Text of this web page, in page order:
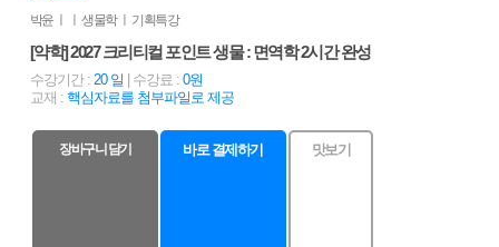
박윤 ㅣ ㅣ 생물학 ㅣ 기획특강
[약학] 2027 크리티컬 포인트 생물 : 면역학 2시간 완성
수강기간 : 20 일 | 수강료 : 0원
교재 : 핵심자료를 첨부파일로 제공
장바구니 담기 바로 결제하기 맛보기